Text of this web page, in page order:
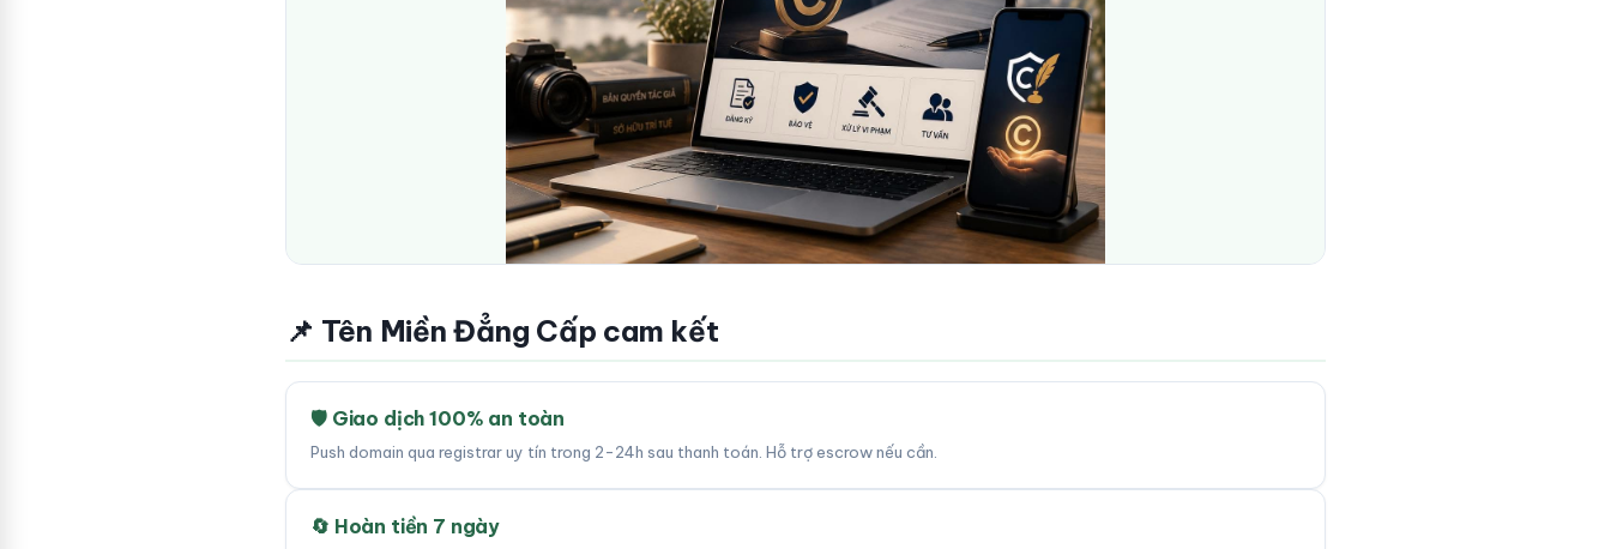
📌 Tên Miền Đẳng Cấp cam kết
🛡 Giao dịch 100% an toàn
Push domain qua registrar uy tín trong 2-24h sau thanh toán. Hỗ trợ escrow nếu cần.
🔄 Hoàn tiền 7 ngày